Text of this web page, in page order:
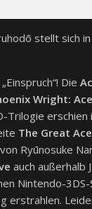
stellt sich in
Die
Wright:
erschien
The Great
Ryūnosuke
auch außerhalb
Nintendo-
erstrahlen.